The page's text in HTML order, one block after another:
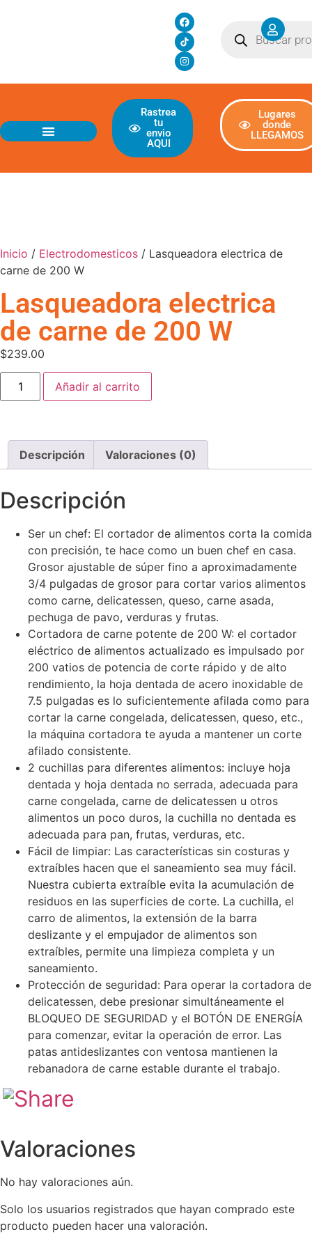
Rastrea
tu
envio
AQUI
Lugares
donde
LLEGAMOS
Inicio / Electrodomesticos / Lasqueadora electrica de
carne de 200 W
Lasqueadora electrica
de carne de 200 W
$239.00
Añadir al carrito
Descripción Valoraciones (0)
Descripción
Ser un chef: El cortador de alimentos corta la comida
con precisión, te hace como un buen chef en casa.
Grosor ajustable de súper fino a aproximadamente
3/4 pulgadas de grosor para cortar varios alimentos
como carne, delicatessen, queso, carne asada,
pechuga de pavo, verduras y frutas.
Cortadora de carne potente de 200 W: el cortador
eléctrico de alimentos actualizado es impulsado por
200 vatios de potencia de corte rápido y de alto
rendimiento, la hoja dentada de acero inoxidable de
7.5 pulgadas es lo suficientemente afilada como para
cortar la carne congelada, delicatessen, queso, etc.,
la máquina cortadora te ayuda a mantener un corte
afilado consistente.
2 cuchillas para diferentes alimentos: incluye hoja
dentada y hoja dentada no serrada, adecuada para
carne congelada, carne de delicatessen u otros
alimentos un poco duros, la cuchilla no dentada es
adecuada para pan, frutas, verduras, etc.
Fácil de limpiar: Las características sin costuras y
extraíbles hacen que el saneamiento sea muy fácil.
Nuestra cubierta extraíble evita la acumulación de
residuos en las superficies de corte. La cuchilla, el
carro de alimentos, la extensión de la barra
deslizante y el empujador de alimentos son
extraíbles, permite una limpieza completa y un
saneamiento.
Protección de seguridad: Para operar la cortadora de
delicatessen, debe presionar simultáneamente el
BLOQUEO DE SEGURIDAD y el BOTÓN DE ENERGÍA
para comenzar, evitar la operación de error. Las
patas antideslizantes con ventosa mantienen la
rebanadora de carne estable durante el trabajo.
Valoraciones
No hay valoraciones aún.
Solo los usuarios registrados que hayan comprado este
producto pueden hacer una valoración.